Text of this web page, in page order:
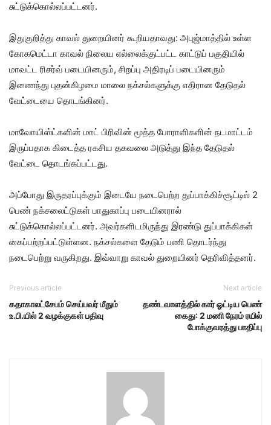
சுட்டுக்கொல்லப்பட்டனர்.
இதுகுறித்து காவல் துறையினர் கூறியதாவது: அபுஜ்மாத்தில் உள்ள
கோகமெட்டா காவல் நிலைய எல்லைக்குட்பட்ட காட்டுப் பகுதியில்
மாவட்ட ரிசர்வ் படையினரும், சிறப்பு அதிரடிப் படையினரும்
இணைந்து புதன்கிழமை மாலை நக்சல்களுக்கு எதிரான தேடுதல்
வேட்டையை தொடங்கினர்.
மாவோயிஸ்ட்களின் மாட் பிரிவின் மூத்த போராளிகளின் நடமாட்டம்
இருப்பதாக கிடைத்த ரகசிய தகவலை அடுத்து இந்த தேடுதல்
வேட்டை தொடங்கப்பட்டது.
அப்போது இருதரப்புக்கும் இடையே நடைபெற்ற துப்பாக்கிச்சூட்டில் 2
பெண் நக்சலைட்டுகள் பாதுகாப்பு படையினரால்
சுட்டுக்கொல்லப்பட்டனர். அவர்களிடமிருந்து இரண்டு துப்பாக்கிகள்
கைப்பற்றப்பட்டுள்ளன. நக்சல்களை தேடும் பணி தொடர்ந்து
நடைபெற்று வருகிறது. இவ்வாறு காவல் துறையினர் தெரிவித்தனர்.
Previous article
கதாகாலட்சேபம் செய்பவர் மீதும்
உ.பி.​யில் 2 வழக்குகள் பதிவு
Next article
தண்டவாளத்தில் கார் ஓட்டிய பெண்
கைது: 2 மணி நேரம் ரயில்
போக்குவரத்து பாதிப்பு